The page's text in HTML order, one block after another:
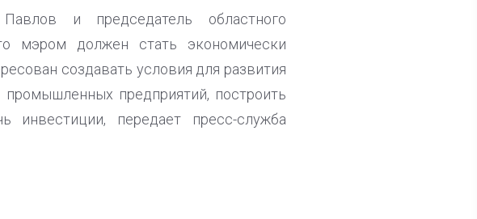
и председатель областного
мэром должен стать экономически
создавать условия для развития
предприятий, построить
инвестиции, передает пресс-служба